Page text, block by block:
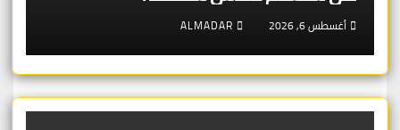
أغسطس 6, 2026 ALMADAR